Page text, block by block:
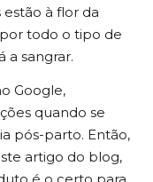
à flor da
todo o tipo de
a sangrar.
Google,
quando se
pós-parto. Então,
artigo do blog,